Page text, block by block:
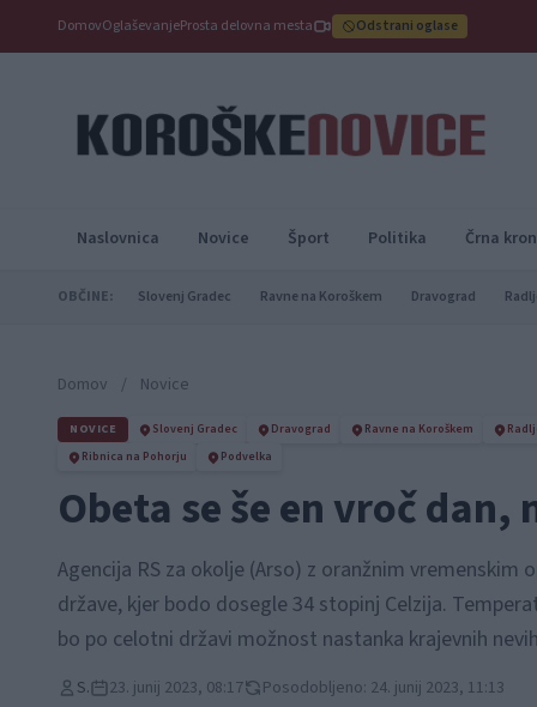
DomovOglaševanjeProsta delovna mesta Odstrani oglase
Naslovnica Novice Šport Politika Črna
OBČINE: Slovenj Gradec Ravne na Koroškem Dravograd
Domov / Novice
NOVICE Slovenj Gradec Dravograd Ravne na Koroškem
Ribnica na Pohorju
Podvelka
Obeta se še en vroč
Agencija RS za okolje (Arso) z oranžnim
države, kjer bodo dosegle 34 stopinj Celzija.
bo po celotni državi možnost nastanka krajevnih
S. 23. junij 2023, 08:17 Posodobljeno: 24. junij 2023, 11:13